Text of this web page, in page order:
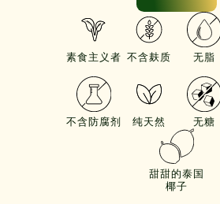
素食主义者 不含麸质 无脂
不含防腐剂 纯天然 无糖
甜甜的泰国
椰子